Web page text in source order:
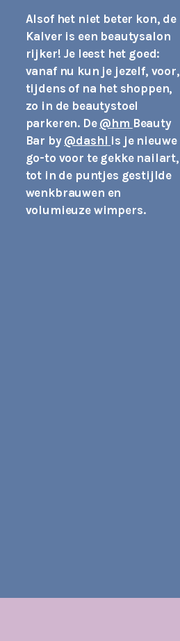
Alsof het niet beter kon, de
Kalver is een beautysalon
rijker! Je leest het goed:
vanaf nu kun je jezelf, voor,
tijdens of na het shoppen,
zo in de beautystoel
parkeren. De @hm Beauty
Bar by @dashl is je nieuwe
go-to voor te gekke nailart,
tot in de puntjes gestijlde
wenkbrauwen en
volumieuze wimpers.